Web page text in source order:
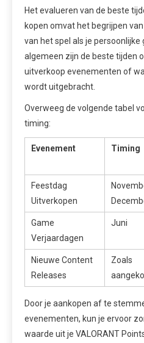
Het evalueren van de beste
kopen omvat het begrijpen
van het spel als je
algemeen zijn de beste tijden
uitverkoop evenementen of
wordt uitgebracht.
Overweeg de volgende tabel
timing:
Evenement Timing
Feestdag
Uitverkopen
Game
Verjaardagen
Juni
Nieuwe Content
Releases
Zoals
Door je aankopen af te
evenementen, kun je ervoor
waarde uit je VALORANT